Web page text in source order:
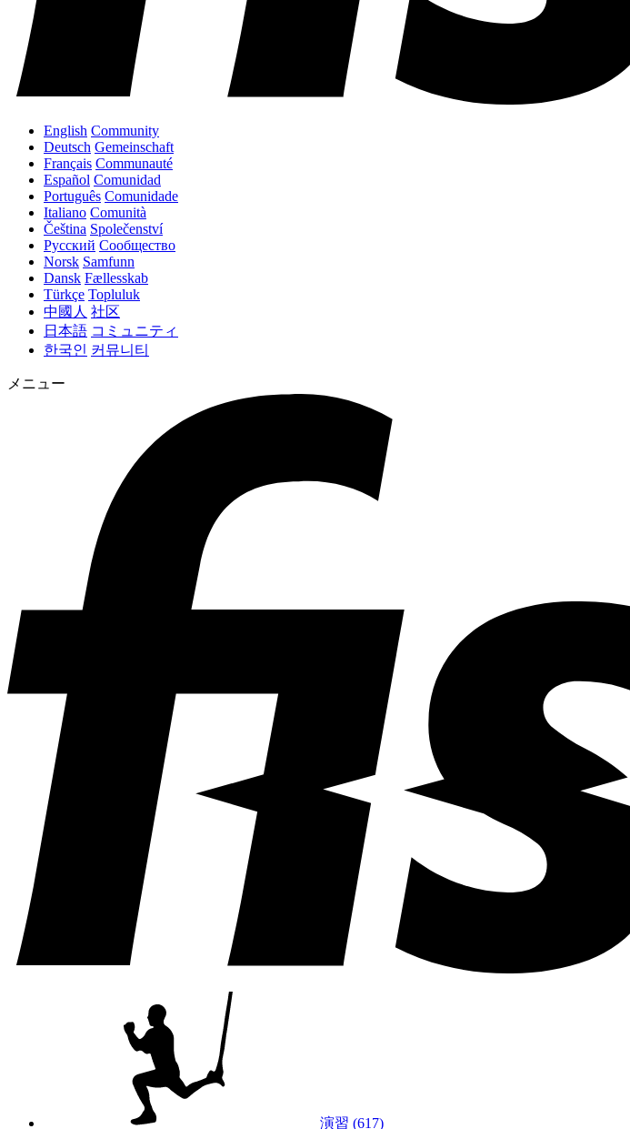
English Community
Deutsch Gemeinschaft
Français Communauté
Español Comunidad
Português Comunidade
Italiano Comunità
Čeština Společenství
Русский Сообщество
Norsk Samfunn
Dansk Fællesskab
Türkçe Topluluk
中國人 社区
日本語 コミュニティ
한국인 커뮤니티
メニュー
演習 (617)